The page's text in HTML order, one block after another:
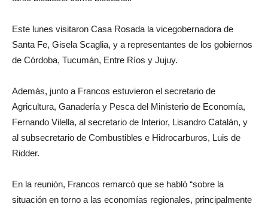
Este lunes visitaron Casa Rosada la vicegobernadora de
Santa Fe, Gisela Scaglia, y a representantes de los gobiernos
de Córdoba, Tucumán, Entre Ríos y Jujuy.
Además, junto a Francos estuvieron el secretario de
Agricultura, Ganadería y Pesca del Ministerio de Economía,
Fernando Vilella, al secretario de Interior, Lisandro Catalán, y
al subsecretario de Combustibles e Hidrocarburos, Luis de
Ridder.
En la reunión, Francos remarcó que se habló “sobre la
situación en torno a las economías regionales, principalmente